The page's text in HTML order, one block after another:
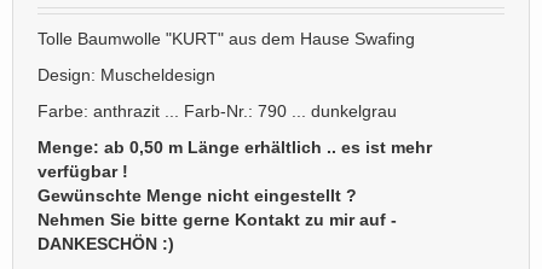
Tolle Baumwolle "KURT" aus dem Hause Swafing
Design: Muscheldesign
Farbe: anthrazit ... Farb-Nr.: 790 ... dunkelgrau
Menge: ab 0,50 m Länge erhältlich .. es ist mehr
verfügbar !
Gewünschte Menge nicht eingestellt ?
Nehmen Sie bitte gerne Kontakt zu mir auf -
DANKESCHÖN :)